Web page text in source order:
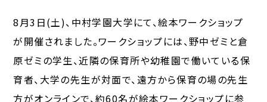
8月3日(土)、中村学園大学にて、絵本ワークショップ
が開催されました。ワークショップには、野中ゼミと倉
原ゼミの学生、近隣の保育所や幼稚園で働いている保
育者、大学の先生が対面で、遠方から保育の場の先生
方がオンラインで、約60名が絵本ワークショップに参